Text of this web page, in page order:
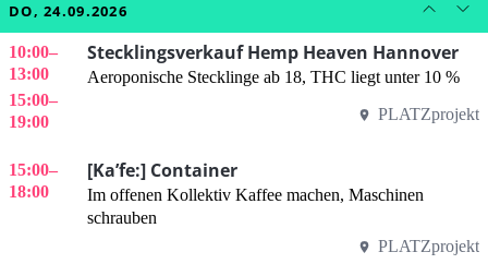
DO, 24.09.2026
10:00–
13:00
15:00–
19:00
Stecklingsverkauf Hemp Heaven Hannover
Aeroponische Stecklinge ab 18, THC liegt unter 10 %
PLATZprojekt
15:00–
18:00
[Ka’fe:] Container
Im offenen Kollektiv Kaffee machen, Maschinen
schrauben
PLATZprojekt